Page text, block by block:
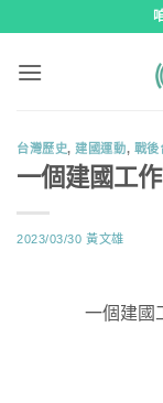
台灣歷史,建國運動, 戰後
一個建國工
2023/03/30 黃文雄
一個建國